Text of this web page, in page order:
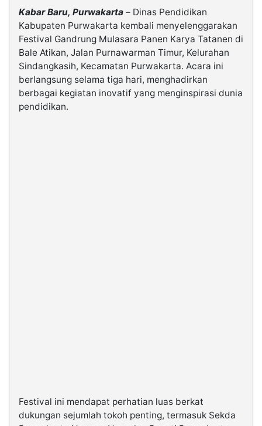
Kabarbaru.co
2026
Kabarbaru
Media
Holding
Kabar Baru, Purwakarta – Dinas Pendidikan
Kabupaten Purwakarta kembali menyelenggarakan
Festival Gandrung Mulasara Panen Karya Tatanen di
Bale Atikan, Jalan Purnawarman Timur, Kelurahan
Sindangkasih, Kecamatan Purwakarta. Acara ini
berlangsung selama tiga hari, menghadirkan
berbagai kegiatan inovatif yang menginspirasi dunia
pendidikan.
Festival ini mendapat perhatian luas berkat
dukungan sejumlah tokoh penting, termasuk Sekda